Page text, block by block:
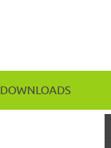
DOWNLOADS